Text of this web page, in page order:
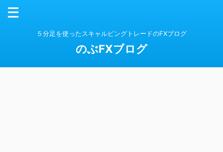
５分足を使ったスキャルピングトレードのFXブログ
のぶFXブログ